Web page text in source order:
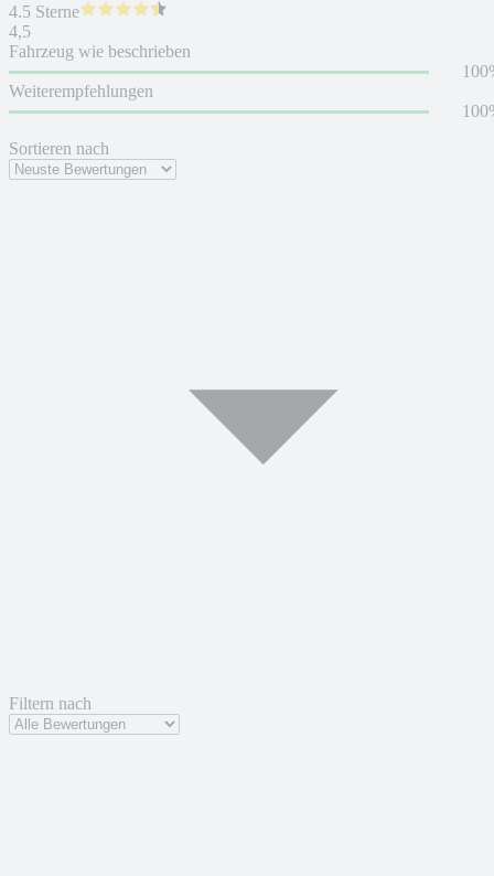
Sortieren nach
Filtern nach
4.5 Sterne
4,5
Fahrzeug wie beschrieben
Weiterempfehlungen